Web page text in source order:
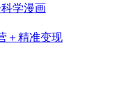
学漫画
＋精准变现